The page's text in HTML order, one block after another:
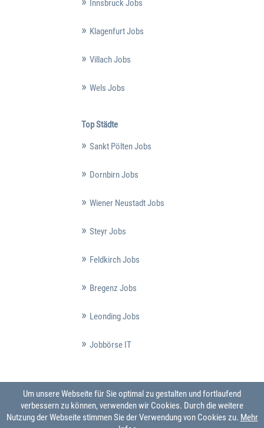
Innsbruck Jobs
Klagenfurt Jobs
Villach Jobs
Wels Jobs
Top Städte
Sankt Pölten Jobs
Dornbirn Jobs
Wiener Neustadt Jobs
Steyr Jobs
Feldkirch Jobs
Bregenz Jobs
Leonding Jobs
Jobbörse IT
Um unsere Webseite für Sie optimal zu gestalten und fortlaufend
verbessern zu können, verwenden wir Cookies. Durch die weitere
Nutzung der Webseite stimmen Sie der Verwendung von Cookies zu. Mehr